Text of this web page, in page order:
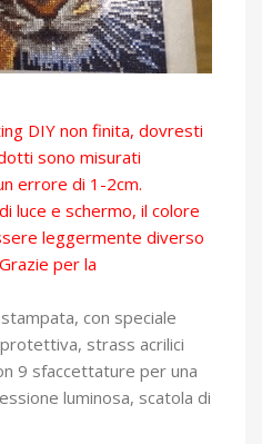
DIY non finita, dovresti
sono misurati
errore di 1-2cm.
luce e schermo, il colore
leggermente diverso
per la
con speciale
strass acrilici
9 sfaccettature per una
luminosa, scatola di